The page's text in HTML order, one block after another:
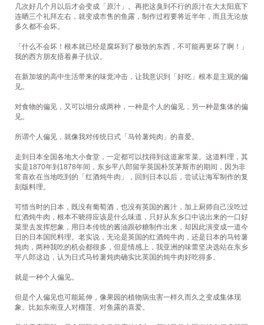
几次好几个月以后才会变成「原汁」。再把这臭到不行的原汁在大太阳底下
连晒三个礼拜左右，就变成市售的鱼露，制作过程要将近半年，而且无论放
多久都不会坏。
「什么不会坏！根本就已经是腐坏到了极致的东西，不可能再更坏了啊！」
我的西方朋友捂着鼻子抗议。
在新加坡的高中生活带来的味觉冲击，让我意识到「好吃」根本是主观的偏
见。
对食物的偏见，又可以细分成两种，一种是个人的偏见，另一种是集体的偏
见。
所谓个人偏见，就像我对传统日式「马铃薯炖肉」的喜爱。
走到日本全国各地大小食堂，一定都可以找得到这道家常菜。这道料理，其
实是1870年到1878年间，东乡平八郎留学英国朴茨茅斯市的期间，因为非
常喜欢在当地吃到的「红酒炖牛肉」，回到日本以后，尝试让海军制作的复
刻版料理。
可惜当时的日本，既没有葡萄酒，也没有英国的酱汁，加上厨师自己没吃过
红酒炖牛肉，根本不晓得应该是什么味道，只好从东乡口中说出来的一口好
菜里去发挥想象，用日本传统的酱油跟砂糖制作出来，却因此演变成一道今
日的日本国民料理。老实说，无论是英国的红酒炖牛肉，还是日本的马铃薯
炖肉，两种我吃的机会都很多，但是情感上，我亚洲的味蕾坚决选站在东乡
平八郎这边，认为日式马铃薯炖肉确实比英国的炖牛肉好吃得多。
就是一种个人偏见。
但是个人偏见也可能延伸，像果园的植物病虫害一样久而久之变成集体现
象。比如东南亚人对榴莲、对鱼露的喜爱。